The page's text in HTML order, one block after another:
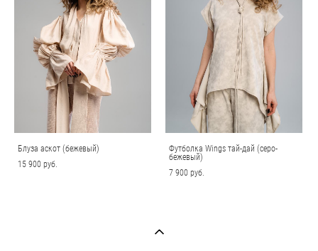
Блуза аскот (бежевый)
15 900 pуб.
Футболка Wings тай-дай (серо-
бежевый)
7 900 pуб.